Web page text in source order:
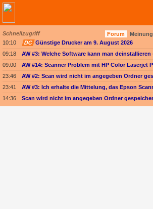
Schnellzugriff Forum Meinung
10:10
DC Günstige Drucker am 9. August 2026
09:18
09:00
23:46
23:41
14:36
Angebote werden geladen...